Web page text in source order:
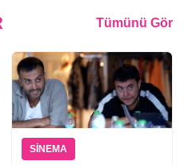
Tümünü Gör
SINEMA